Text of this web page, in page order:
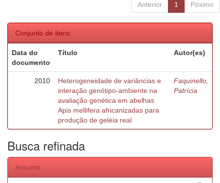
Anterior 1 Póximo
Conjunto de itens:
Data do
documento
Título Autor(es)
2010
Heterogeneidade de variâncias e
interação genótipo-ambiente na
avaliação genética em abelhas
Apis mellifera africanizadas para
produção de geléia real
Faquinello,
Patrícia
Busca refinada
Assunto